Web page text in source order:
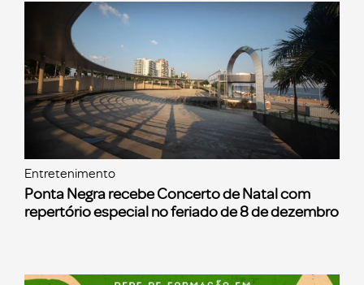
Entretenimento
Ponta Negra recebe Concerto de Natal com
repertório especial no feriado de 8 de dezembro